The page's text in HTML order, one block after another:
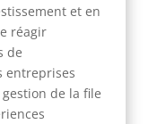
et en
réagir
de
entreprises
de la file